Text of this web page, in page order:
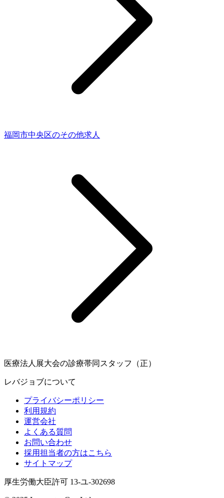
福岡市中央区のその他求人
医療法人展大会の診療帯同スタッフ（正）
レバジョブについて
プライバシーポリシー
利用規約
運営会社
よくある質問
お問い合わせ
採用担当者の方はこちら
サイトマップ
厚生労働大臣許可 13-ユ-302698